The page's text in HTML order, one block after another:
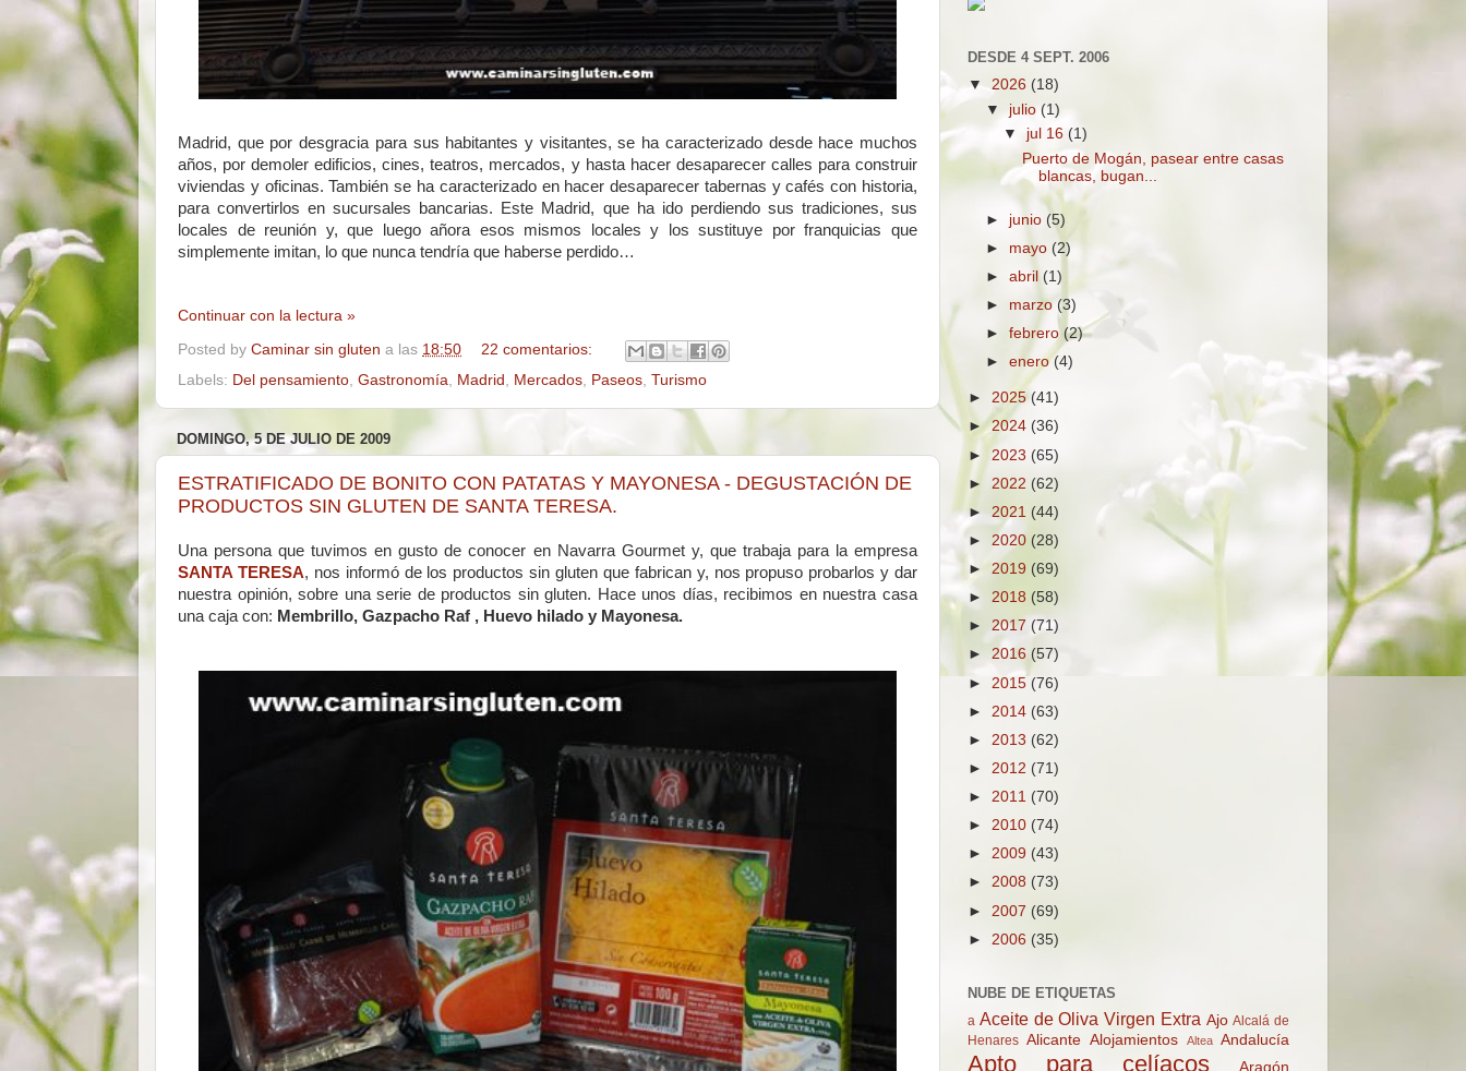
Madrid, que por desgracia para sus habitantes y visitantes, se ha caracterizado desde hace muchos
años, por demoler edificios, cines, teatros, mercados, y hasta hacer desaparecer calles para construir
viviendas y oficinas. También se ha caracterizado en hacer desaparecer tabernas y cafés con historia,
para convertirlos en sucursales bancarias. Este Madrid, que ha ido perdiendo sus tradiciones, sus
locales de reunión y, que luego añora esos mismos locales y los sustituye por franquicias que
simplemente imitan, lo que nunca tendría que haberse perdido…
Continuar con la lectura »
Posted by Caminar sin gluten a las 18:50
22 comentarios:
Labels: Del pensamiento, Gastronomía, Madrid , Mercados, Paseos, Turismo
DOMINGO, 5 DE JULIO DE 2009
ESTRATIFICADO DE BONITO CON PATATAS Y MAYONESA - DEGUSTACIÓN DE
PRODUCTOS SIN GLUTEN DE SANTA TERESA.
Una persona que tuvimos en gusto de conocer en Navarra Gourmet y, que trabaja para la empresa
SANTA TERESA, nos informó de los productos sin gluten que fabrican y, nos propuso probarlos y dar
nuestra opinión, sobre una serie de productos sin gluten. Hace unos días, recibimos en nuestra casa
una caja con: Membrillo, Gazpacho Raf , Huevo hilado y Mayonesa.
DESDE 4 SEPT. 2006
▼ 2026 (18)
▼ julio(1)
▼jul 16(1)
Puerto de Mogán, pasear entre casas
blancas, bugan...
► junio (5)
► mayo (2)
►abril(1)
► marzo (3)
►febrero(2)
►enero(4)
► 2025 (41)
►2024 (36)
► 2023 (65)
► 2022 (62)
► 2021 (44)
► 2020 (28)
► 2019 (69)
► 2018 (58)
► 2017 (71)
► 2016 (57)
► 2015 (76)
► 2014 (63)
► 2013 (62)
► 2012 (71)
► 2011 (70)
► 2010 (74)
► 2009 (43)
► 2008 (73)
► 2007 (69)
► 2006 (35)
NUBE DE ETIQUETAS
a Aceite de Oliva Virgen Extra Ajo Alcalá de
Henares Alicante Alojamientos Altea Andalucía
Apto para celíacos Aragón